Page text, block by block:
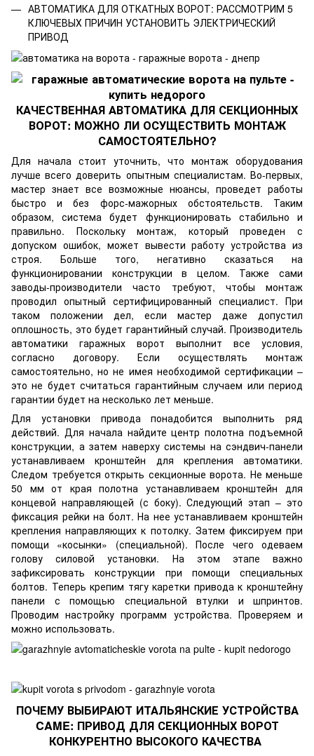
АВТОМАТИКА ДЛЯ ОТКАТНЫХ ВОРОТ: РАССМОТРИМ 5
КЛЮЧЕВЫХ ПРИЧИН УСТАНОВИТЬ ЭЛЕКТРИЧЕСКИЙ
ПРИВОД
КАЧЕСТВЕННАЯ АВТОМАТИКА ДЛЯ СЕКЦИОННЫХ
ВОРОТ: МОЖНО ЛИ ОСУЩЕСТВИТЬ МОНТАЖ
САМОСТОЯТЕЛЬНО?
Для начала стоит уточнить, что монтаж оборудования
лучше всего доверить опытным специалистам. Во-первых,
мастер знает все возможные нюансы, проведет работы
быстро и без форс-мажорных обстоятельств. Таким
образом, система будет функционировать стабильно и
правильно. Поскольку монтаж, который проведен с
допуском ошибок, может вывести работу устройства из
строя. Больше того, негативно сказаться на
функционировании конструкции в целом. Также сами
заводы-производители часто требуют, чтобы монтаж
проводил опытный сертифицированный специалист. При
таком положении дел, если мастер даже допустил
оплошность, это будет гарантийный случай. Производитель
автоматики гаражных ворот выполнит все условия,
согласно договору. Если осуществлять монтаж
самостоятельно, но не имея необходимой сертификации –
это не будет считаться гарантийным случаем или период
гарантии будет на несколько лет меньше.
Для установки привода понадобится выполнить ряд
действий. Для начала найдите центр полотна подъемной
конструкции, а затем наверху системы на сэндвич-панели
устанавливаем кронштейн для крепления автоматики.
Следом требуется открыть секционные ворота. Не меньше
50 мм от края полотна устанавливаем кронштейн для
концевой направляющей (с боку). Следующий этап – это
фиксация рейки на болт. На нее устанавливаем кронштейн
крепления направляющих к потолку. Затем фиксируем при
помощи «косынки» (специальной). После чего одеваем
голову силовой установки. На этом этапе важно
зафиксировать конструкции при помощи специальных
болтов. Теперь крепим тягу каретки привода к кронштейну
панели с помощью специальной втулки и шпринтов.
Проводим настройку программ устройства. Проверяем и
можно использовать.
ПОЧЕМУ ВЫБИРАЮТ ИТАЛЬЯНСКИЕ УСТРОЙСТВА
CAME: ПРИВОД ДЛЯ СЕКЦИОННЫХ ВОРОТ
КОНКУРЕНТНО ВЫСОКОГО КАЧЕСТВА